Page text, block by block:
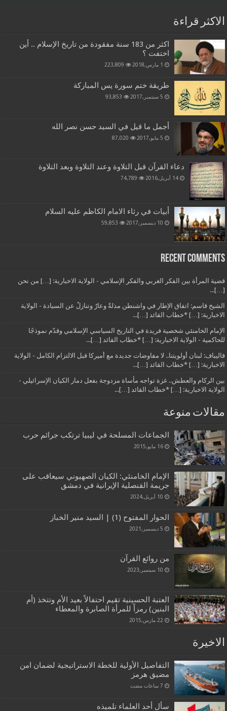
الاكثر قراءة
اكثر من 183 سنة مفقودة من تاريخ الإسلام .. أين
اختفت ؟
1 مارس,2018 223,809
طريقة ختم سورة يس المباركة
5 سبتمبر,2017 93,853
أجمل ما قيل في السيد حسن نصر الله
5 مايو,2017 87,020
دعاء القرآن قبل التلاوة وعند التلاوة وبعد التلاوة
14 أبريل,2016 74,789
أبيات في رثاء الامام الكاظم عليه السلام
10 ديسمبر,2017 59,853
Recent Comments
قضية المرأة بين الفكر الغربي والفكر الإسلامي - الولاية الاخبارية: […] من نحن
[…]...
الشيخ قاسم: اتفاق الإطار في واشنطن مذلةٌ وعارٌ وتنازلٌ عن السيادة - الولاية
الاخبارية: […] *خطاب القائد […]...
الإمام الخامنئي شخصية فريدة في التاريخ السياسي الإسلامي وقدّم نموذجًا
للحاكمية - الولاية الاخبارية: […] *خطاب القائد […]...
قاليباف: لبنان أولويتنا.. لا مفاوضات جديدة مع أميركا قبل الالتزام الكامل - الولاية
الاخبارية: […] *خطاب القائد […]...
بين الركام والعطش.. غزة تواجه مأساة مزدوجة بفعل دمار الكيان الإسرائيلي -
الولاية الاخبارية: […] *خطاب القائد […]...
مقالات منوعة
الجماعات المسلحة في ليبيا ترتكب جرائم حرب
16 مايو,2015
الإمام الخامنئي: الكيان الصهيوني سيعاقب على
جريمة القنصلية الإيرانية في دمشق
10 أبريل,2024
الحوار المفتوح (1) | السيد منير الخباز
5 ديسمبر,2021
من روائع القرآن
10 سبتمبر,2023
العتبة الحسينية تقيم احتفالاً بعيد الأم وتتخذ (أم
البنين) رمزاً للمرأة الصابرة والمعطاء
22 مارس,2015
الاخيرة
التفاصيل الأولية للخطة الاستراتيجية لضمان امن
مضيق هرمز
سأل أحد العلماء تلميذه